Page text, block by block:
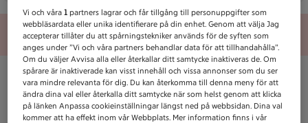
Unknown error
Vi och våra1 partners lagrar och får tillgång till personuppgifter som
webbläsardata eller unika identifierare på din enhet. Genom att välja Jag
accepterar tillåter du att spårningstekniker används för de syften som
anges under ”Vi och våra partners behandlar data för att tillhandahålla”.
Om du väljer Avvisa alla eller återkallar ditt samtycke inaktiveras de. Om
spårare är inaktiverade kan visst innehåll och vissa annonser som du ser
vara mindre relevanta för dig. Du kan återkomma till denna meny för att
ändra dina val eller återkalla ditt samtycke när som helst genom att klicka
på länken Anpassa cookieinställningar längst ned på webbsidan. Dina val
kommer att ha effekt inom vår Webbplats. Mer information finns i vår